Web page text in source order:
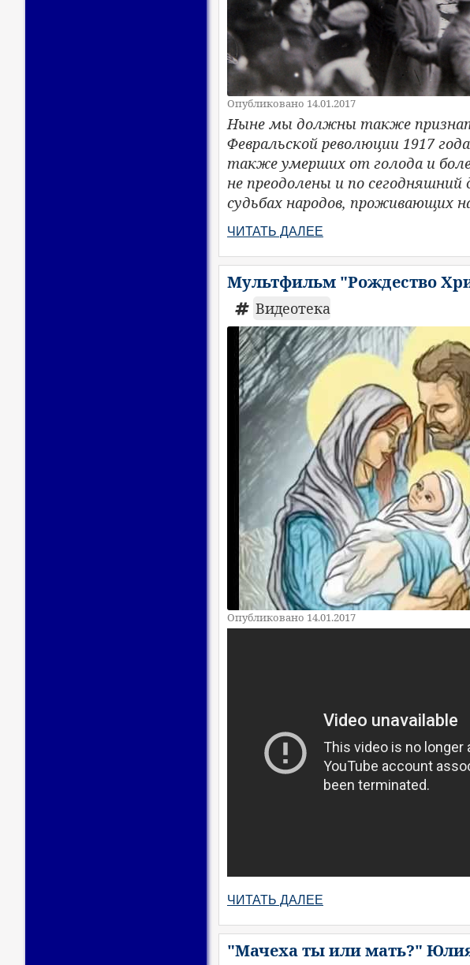
Опубликовано 14.01.2017
Ныне мы должны также
Февральской революции 1917
также умерших от голода и
не преодолены и по
судьбах народов, проживающих
ЧИТАТЬ ДАЛЕЕ
Мультфильм "Рождество
Видеотека
Опубликовано 14.01.2017
ЧИТАТЬ ДАЛЕЕ
"Мачеха ты или мать?"